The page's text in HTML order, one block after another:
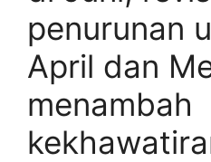
penurunan
April dan
menambah